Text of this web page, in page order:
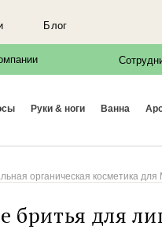
Блог
руки & ноги ванна
органическая косметика
бритья для